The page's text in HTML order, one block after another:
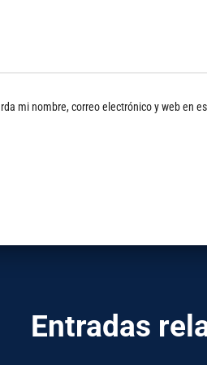
mi nombre, correo electrónico y web en
Entradas